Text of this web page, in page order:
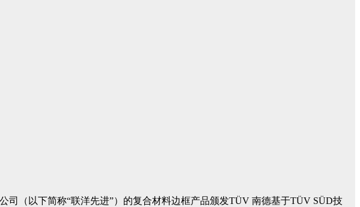
司（以下简称“联洋先进”）的复合材料边框产品颁发TÜV 南德基于TÜV SÜD技